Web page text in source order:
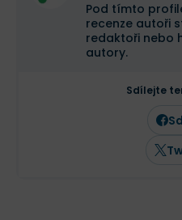
Pod tímto
recenze autoři
redaktoři nebo
autory.
Sdílejte